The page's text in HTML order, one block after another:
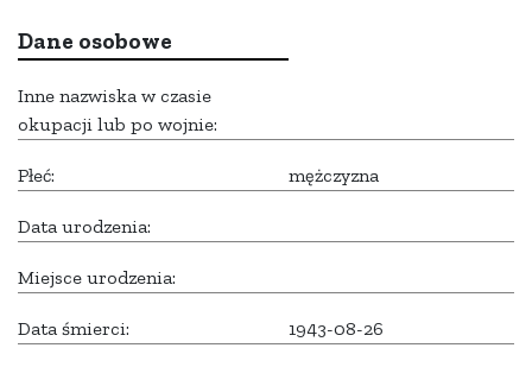
Dane osobowe
Inne nazwiska w czasie
okupacji lub po wojnie:
Płeć: mężczyzna
Data urodzenia:
Miejsce urodzenia:
Data śmierci: 1943-08-26